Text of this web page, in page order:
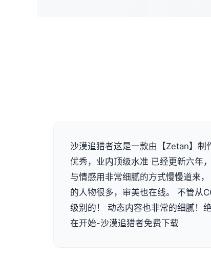
沙漠追猎者这是一款由【Zetan】制
优秀，业内顶级水准 已经更新六年
与情感用非常细腻的方式慢慢道来
的人物很多，审美也在线。 不管从
级别的！ 动态内容也非常的细腻！
在开始-沙漠追猎者免费下载